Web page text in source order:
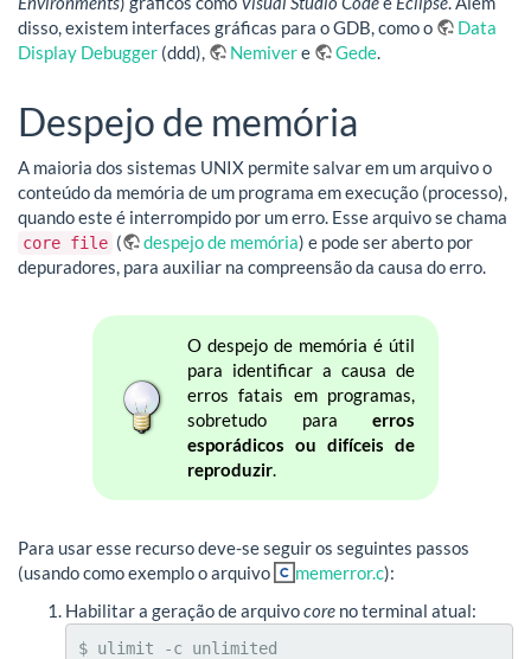
disso, existem interfaces gráficas para o GDB, como o
Data
Display Debugger (ddd), Nemivere Gede.
Despejo de memória
A maioria dos sistemas UNIX permite salvar em um arquivo o
conteúdo da memória de um programa em execução (processo),
quando este é interrompido por um erro. Esse arquivo se chama
core file ( despejo de memória) e pode ser aberto por
depuradores, para auxiliar na compreensão da causa do erro.
O despejo de memória é útil
para identificar a causa de
erros fatais em programas,
sobretudo paraerros
esporádicos ou difíceis de
reproduzir.
Para usar esse recurso deve-se seguir os seguintes passos
(usando como exemplo o arquivo
memerror.c):
Habilitar a geração de arquivocore no terminal atual:
$ ulimit -c unlimited